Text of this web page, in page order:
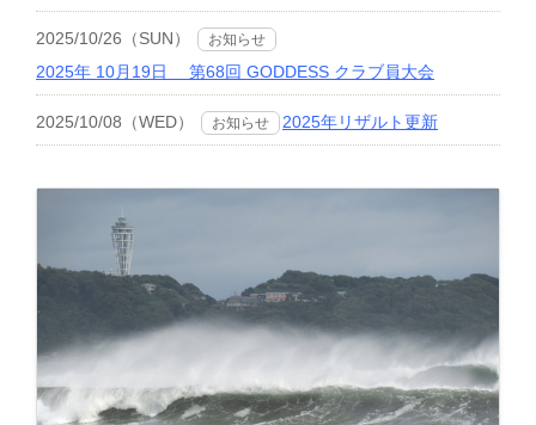
2025/10/26（SUN） お知らせ
2025年 10月19日 第68回 GODDESS クラブ員大会
2025/10/08（WED） お知らせ 2025年リザルト更新